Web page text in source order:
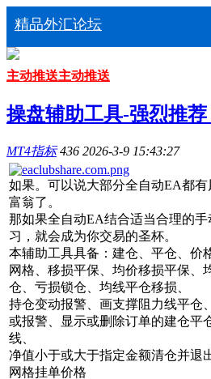
精品外汇论坛
主动推送主动推送
操盘辅助工具-强烈推
MT4指标 436 2026-3-9 15:43:27
如果。 可以说大部分全自动EA都
富翁了。
那如果全自动EA结合适当合理的
习，就会成为你交易的圣杯。
本辅助工具具备： 建仓、平仓、价
网格、移损平保、均价移损平保、
仓、亏损锁仓、均线平仓移损、
持仓变动报警、画支撑阻力线平仓
或报警、显示或删除订单的建仓平
线、
净值小于或大于指定金额清仓并退
网格挂单价格